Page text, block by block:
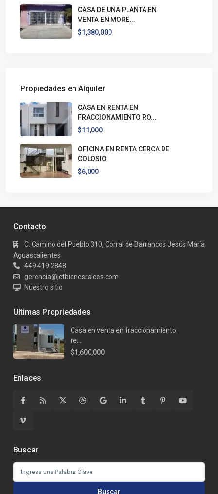
CASA DE UNA PLANTA EN
VENTA EN MORE...
$1,380,000
Propiedades en Alquiler
CASA EN RENTA EN
FRACCIONAMIENTO RO...
$11,000
OFICINA EN RENTA CERCA DE
COLOSIO
$6,000
Contacto
C. Camino del Pueblo 310, Corral de Barrancos Jesús María
Aguascalientes
449 419 2848
gerencia@jctbienesraices.com
Nuestro sitio
Ultimas Propriedades
Casa en venta en fraccionamiento
re...
$1,600,000
Enlaces
Buscar
Buscar